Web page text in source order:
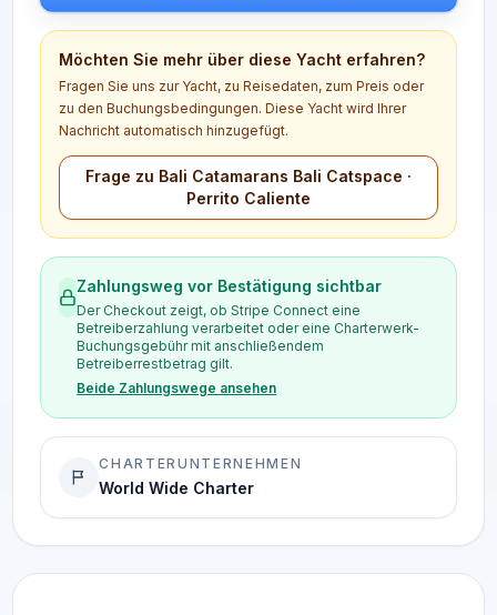
Möchten Sie mehr über diese Yacht erfahren?
Fragen Sie uns zur Yacht, zu Reisedaten, zum Preis oder
zu den Buchungsbedingungen. Diese Yacht wird Ihrer
Nachricht automatisch hinzugefügt.
Frage zu Bali Catamarans Bali Catspace ·
Perrito Caliente
Zahlungsweg vor Bestätigung sichtbar
Der Checkout zeigt, ob Stripe Connect eine
Betreiberzahlung verarbeitet oder eine Charterwerk-
Buchungsgebühr mit anschließendem
Betreiberrestbetrag gilt.
Beide Zahlungswege ansehen
CHARTERUNTERNEHMEN
World Wide Charter